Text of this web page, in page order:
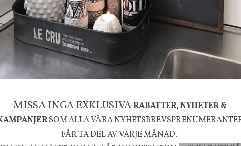
Mushroom vit, Utomhus Skål, Hands marmor
635 kr795 kr
känsla, upplevelse och välbefinnande för dig och
MISSA INGA EXKLUSIVARABATTER, NYHETER &
SOM ALLA VÅRA
FÅR TA DEL AV VARJE MÅNAD.